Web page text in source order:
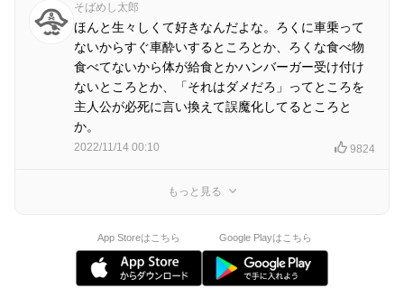
そばめし太郎
ほんと生々しくて好きなんだよな。ろくに車乗って
ないからすぐ車酔いするところとか、ろくな食べ物
食べてないから体が給食とかハンバーガー受け付け
ないところとか、「それはダメだろ」ってところを
主人公が必死に言い換えて誤魔化してるところと
か。
2022/11/14 00:10 9824
もっと見る
App Storeはこちら Google Playはこちら